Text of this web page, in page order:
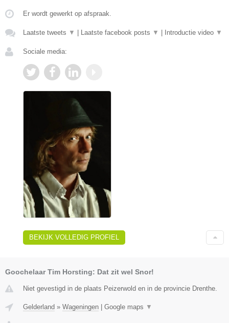
Er wordt gewerkt op afspraak.
Laatste tweets ▼ Laatste facebook posts ▼ Introductie video ▼
Sociale media:
BEKIJK VOLLEDIG PROFIEL
Goochelaar Tim Horsting: Dat zit wel Snor!
Niet gevestigd in de plaats Peizerwold en in de provincie Drenthe.
Gelderland » Wageningen Google maps ▼